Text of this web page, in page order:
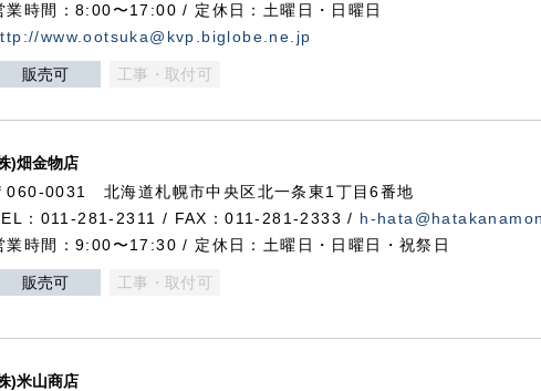
業時間：8:00〜17:00 / 定休日：土曜日・日曜日
www.ootsuka@kvp.biglobe.ne.jp
販売可 工事・取付可
)畑金物店
060-0031 北海道札幌市中央区北一条東1丁目6番地
：011-281-2311 / FAX：011-281-2333 / h-
業時間：9:00〜17:30 / 定休日：土曜日・日曜日・祝祭日
販売可 工事・取付可
)米山商店